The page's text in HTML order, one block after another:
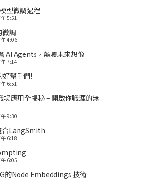
型微調過程
5:51
微調
4:06
AI Agents，顛覆未來想像
7:14
好幫手們!
6:51
場應用全揭秘 – 開啟你職涯的無
9:30
合LangSmith
6:18
6:05
的Node Embeddings 技術